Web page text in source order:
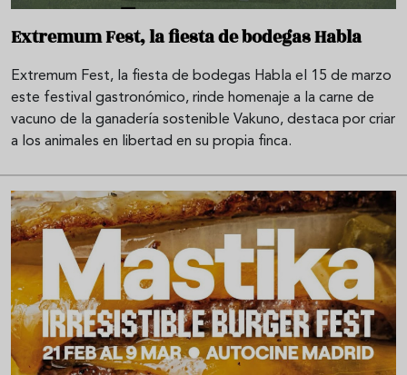
Extremum Fest, la fiesta de bodegas Habla
Extremum Fest, la fiesta de bodegas Habla el 15 de marzo
este festival gastronómico, rinde homenaje a la carne de
vacuno de la ganadería sostenible Vakuno, destaca por criar
a los animales en libertad en su propia finca.